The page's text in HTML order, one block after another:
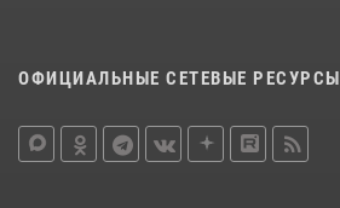
ОФИЦИАЛЬНЫЕ СЕТЕВЫЕ РЕСУРСЫ